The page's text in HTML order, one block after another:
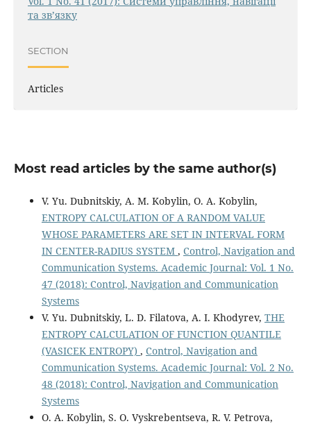
та зв’язку
SECTION
Articles
Most read articles by the same author(s)
V. Yu. Dubnitskiy, A. M. Kobylin, O. A. Kobylin,
ENTROPY CALCULATION OF A RANDOM VALUE
WHOSE PARAMETERS ARE SET IN INTERVAL FORM
IN CENTER-RADIUS SYSTEM , Control, Navigation and
Communication Systems. Academic Journal: Vol. 1 No.
47 (2018): Control, Navigation and Communication
Systems
V. Yu. Dubnitskiy, L. D. Filatova, A. I. Khodyrev, THE
ENTROPY CALCULATION OF FUNCTION QUANTILE
(VASICEK ENTROPY) , Control, Navigation and
Communication Systems. Academic Journal: Vol. 2 No.
48 (2018): Control, Navigation and Communication
Systems
O. A. Kobylin, S. O. Vyskrebentseva, R. V. Petrova,